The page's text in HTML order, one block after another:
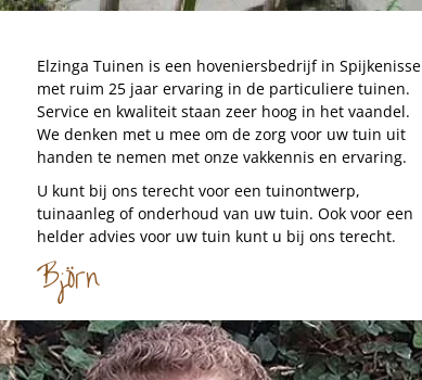
Elzinga Tuinen is een hoveniersbedrijf in Spijkenisse
met ruim 25 jaar ervaring in de particuliere tuinen.
Service en kwaliteit staan zeer hoog in het vaandel.
We denken met u mee om de zorg voor uw tuin uit
handen te nemen met onze vakkennis en ervaring.
U kunt bij ons terecht voor een tuinontwerp,
tuinaanleg of onderhoud van uw tuin. Ook voor een
helder advies voor uw tuin kunt u bij ons terecht.
Björn